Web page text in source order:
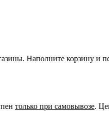
Наполните корзину и
только при самовывозе.